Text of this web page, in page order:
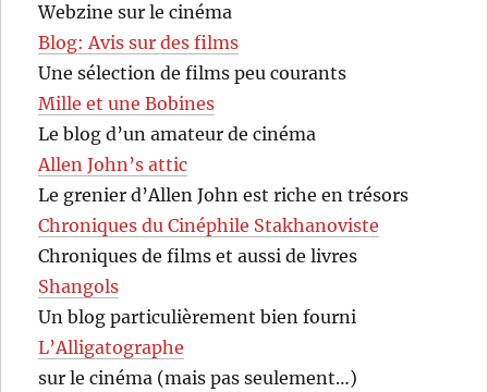
Webzine sur le cinéma
Blog: Avis sur des films
Une sélection de films peu courants
Mille et une Bobines
Le blog d’un amateur de cinéma
Allen John’s attic
Le grenier d’Allen John est riche en trésors
Chroniques du Cinéphile Stakhanoviste
Chroniques de films et aussi de livres
Shangols
Un blog particulièrement bien fourni
L’Alligatographe
sur le cinéma (mais pas seulement…)